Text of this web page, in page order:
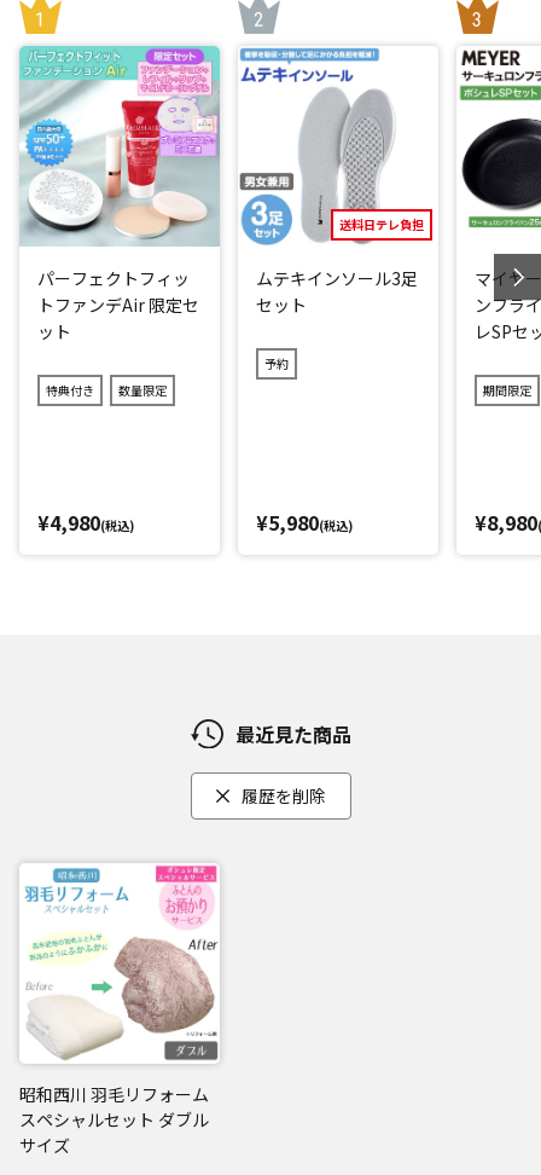
パーフェクトフィッ
トファンデAir 限定セ
ット
特典付き 数量限定
¥4,980(税込)
送料日テレ負担
ムテキインソール3足
セット
予約
¥5,980(税込)
マイヤ
ンフラ
レSPセ
期間限定
¥8,980
最近見た商品
履歴を削除
昭和西川 羽毛リフォーム
スペシャルセット ダブル
サイズ